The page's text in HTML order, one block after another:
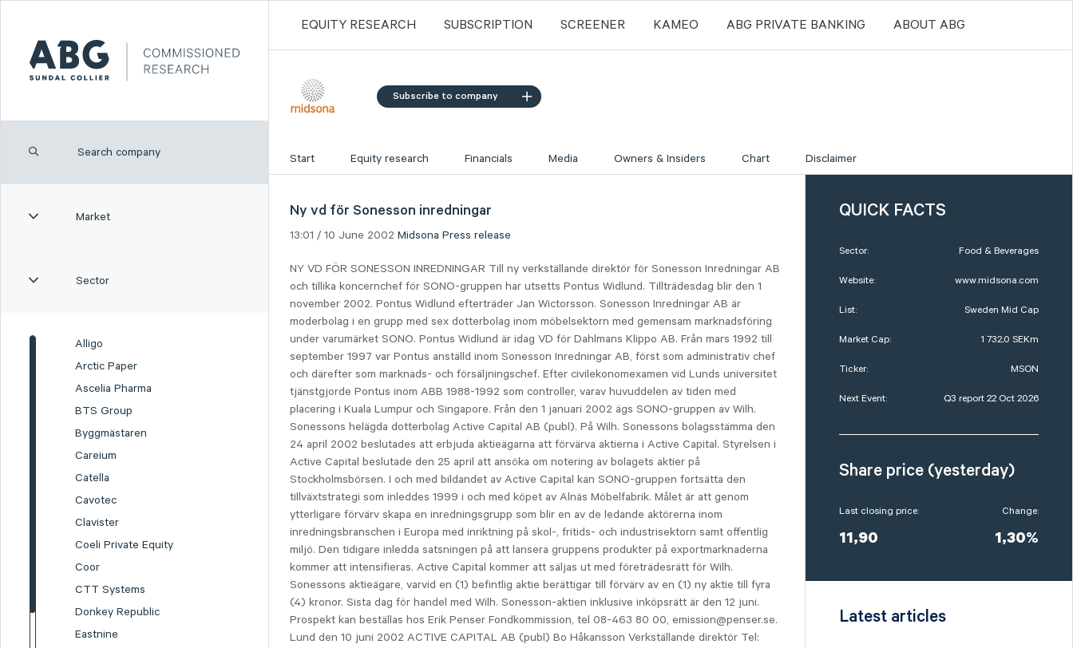
Market
Sector
Alligo
Arctic Paper
Ascelia Pharma
BTS Group
Byggmästaren
Careium
Catella
Cavotec
Clavister
Coeli Private Equity
Coor
CTT Systems
Donkey Republic
Eastnine
EQUITY RESEARCH SUBSCRIPTION SCREENER KAMEO ABG PRIVATE BANKING ABOUT ABG
Subscribe to company
Start Equity research Financials Media Owners & Insiders Chart Disclaimer
Ny vd för Sonesson inredningar
13:01 / 10 June 2002 Midsona Press release
NY VD FÖR SONESSON INREDNINGAR Till ny verkställande direktör för Sonesson Inredningar AB
och tillika koncernchef för SONO-gruppen har utsetts Pontus Widlund. Tillträdesdag blir den 1
november 2002. Pontus Widlund efterträder Jan Wictorsson. Sonesson Inredningar AB är
moderbolag i en grupp med sex dotterbolag inom möbelsektorn med gemensam marknadsföring
under varumärket SONO. Pontus Widlund är idag VD för Dahlmans Klippo AB. Från mars 1992 till
september 1997 var Pontus anställd inom Sonesson Inredningar AB, först som administrativ chef
och därefter som marknads- och försäljningschef. Efter civilekonomexamen vid Lunds universitet
tjänstgjorde Pontus inom ABB 1988-1992 som controller, varav huvuddelen av tiden med
placering i Kuala Lumpur och Singapore. Från den 1 januari 2002 ägs SONO-gruppen av Wilh.
Sonessons helägda dotterbolag Active Capital AB (publ). På Wilh. Sonessons bolagsstämma den
24 april 2002 beslutades att erbjuda aktieägarna att förvärva aktierna i Active Capital. Styrelsen i
Active Capital beslutade den 25 april att ansöka om notering av bolagets aktier på
Stockholmsbörsen. I och med bildandet av Active Capital kan SONO-gruppen fortsätta den
tillväxtstrategi som inleddes 1999 i och med köpet av Alnäs Möbelfabrik. Målet är att genom
ytterligare förvärv skapa en inredningsgrupp som blir en av de ledande aktörerna inom
inredningsbranschen i Europa med inriktning på skol-, fritids- och industrisektorn samt offentlig
miljö. Den tidigare inledda satsningen på att lansera gruppens produkter på exportmarknaderna
kommer att intensifieras. Active Capital kommer att säljas ut med företrädesrätt för Wilh.
Sonessons aktieägare, varvid en (1) befintlig aktie berättigar till förvärv av en (1) ny aktie till fyra
(4) kronor. Sista dag för handel med Wilh. Sonesson-aktien inklusive inköpsrätt är den 12 juni.
Prospekt kan beställas hos Erik Penser Fondkommission, tel 08-463 80 00, emission@penser.se.
Lund den 10 juni 2002 ACTIVE CAPITAL AB (publ) Bo Håkansson Verkställande direktör Tel:
QUICK FACTS
Sector: Food & Beverages
Website: www.midsona.com
List: Sweden Mid Cap
Market Cap: 1 732,0 SEKm
Ticker: MSON
Next Event: Q3 report 22 Oct 2026
Share price (yesterday)
Last closing price:
11,90
Change:
1,30%
Latest articles